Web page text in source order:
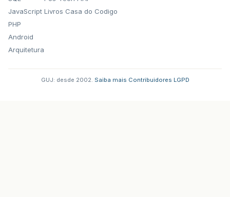
JavaScript
PHP
Android
Arquitetura
Livros Casa do Codigo
GUJ: desde 2002. Saiba mais Contribuidores LGPD